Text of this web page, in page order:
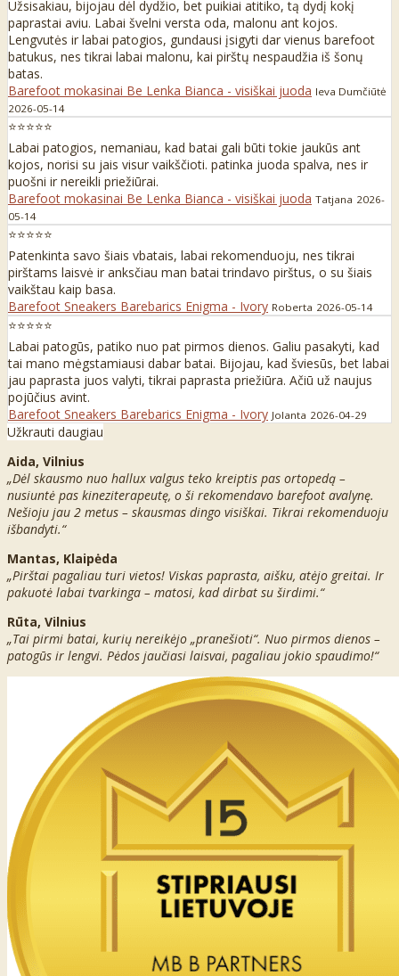
Užsisakiau, bijojau dėl dydžio, bet puikiai atitiko, tą dydį kokį
paprastai aviu. Labai švelni versta oda, malonu ant kojos.
Lengvutės ir labai patogios, gundausi įsigyti dar vienus barefoot
batukus, nes tikrai labai malonu, kai pirštų nespaudžia iš šonų
batas.
Barefoot mokasinai Be Lenka Bianca - visiškai juoda Ieva Dumčiūtė
2026-05-14
⭐⭐⭐⭐⭐
Labai patogios, nemaniau, kad batai gali būti tokie jaukūs ant
kojos, norisi su jais visur vaikščioti. patinka juoda spalva, nes ir
puošni ir nereikli priežiūrai.
Barefoot mokasinai Be Lenka Bianca - visiškai juoda Tatjana 2026-
05-14
⭐⭐⭐⭐⭐
Patenkinta savo šiais vbatais, labai rekomenduoju, nes tikrai
pirštams laisvė ir anksčiau man batai trindavo pirštus, o su šiais
vaikštau kaip basa.
Barefoot Sneakers Barebarics Enigma - Ivory Roberta 2026-05-14
⭐⭐⭐⭐⭐
Labai patogūs, patiko nuo pat pirmos dienos. Galiu pasakyti, kad
tai mano mėgstamiausi dabar batai. Bijojau, kad šviesūs, bet labai
jau paprasta juos valyti, tikrai paprasta priežiūra. Ačiū už naujus
pojūčius avint.
Barefoot Sneakers Barebarics Enigma - Ivory Jolanta 2026-04-29
Užkrauti daugiau
Aida, Vilnius
„Dėl skausmo nuo hallux valgus teko kreiptis pas ortopedą –
nusiuntė pas kineziterapeutę, o ši rekomendavo barefoot avalynę.
Nešioju jau 2 metus – skausmas dingo visiškai. Tikrai rekomenduoju
išbandyti.“
Mantas, Klaipėda
„Pirštai pagaliau turi vietos! Viskas paprasta, aišku, atėjo greitai. Ir
pakuotė labai tvarkinga – matosi, kad dirbat su širdimi.“
Rūta, Vilnius
„Tai pirmi batai, kurių nereikėjo „pranešioti“. Nuo pirmos dienos –
patogūs ir lengvi. Pėdos jaučiasi laisvai, pagaliau jokio spaudimo!“